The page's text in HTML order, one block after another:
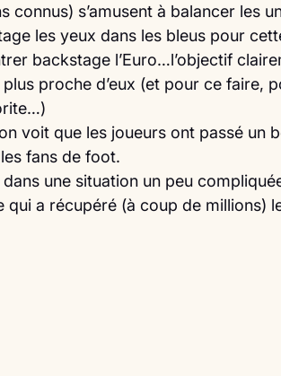
connus) s’amusent à balancer les
les yeux dans les bleus pour
backstage l’Euro…l’objectif
proche d’eux (et pour ce faire,
voit que les joueurs ont passé un
fans de foot.
dans une situation un peu
qui a récupéré (à coup de millions)